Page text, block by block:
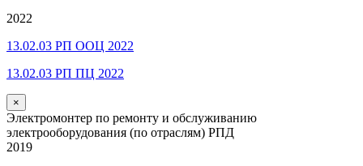
2022
13.02.03 РП ООЦ 2022
13.02.03 РП ПЦ 2022
×
Электромонтер по ремонту и обслуживанию
электрооборудования (по отраслям) РПД
2019